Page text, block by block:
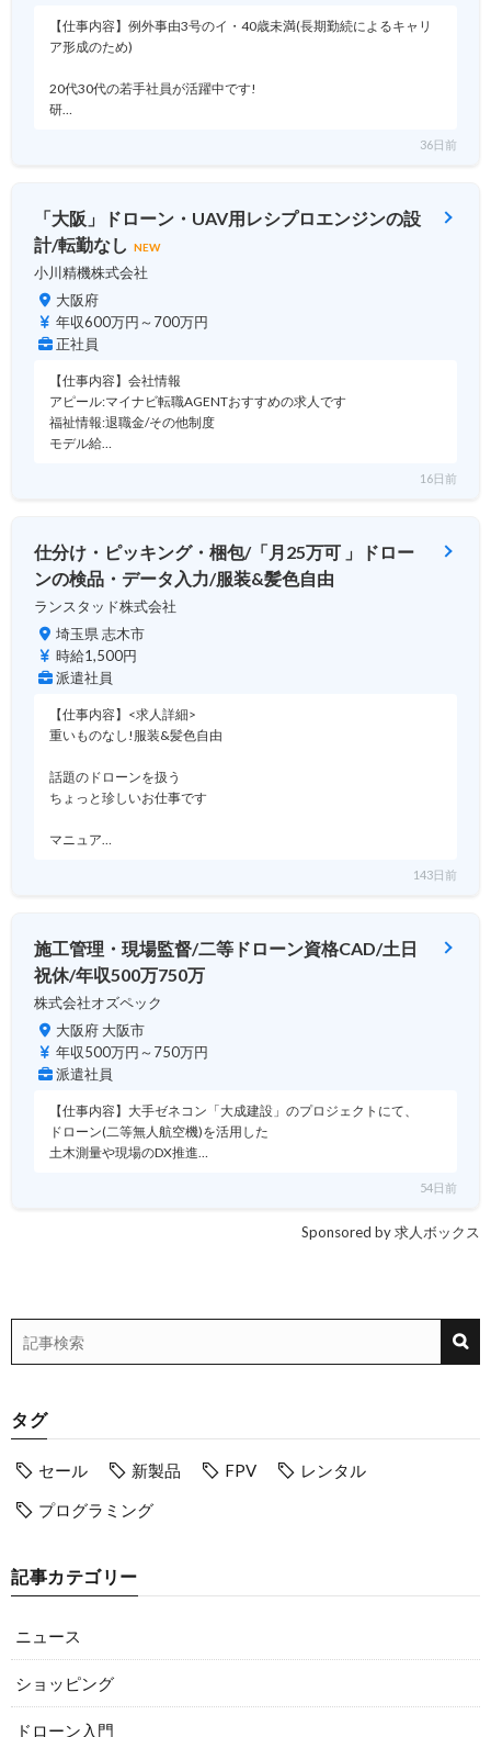
【仕事内容】例外事由3号のイ・40歳未満(長期勤続によるキャリ
ア形成のため)
20代30代の若手社員が活躍中です!
研…
36日前
「大阪」ドローン・UAV用レシプロエンジンの設
計/転勤なし NEW
小川精機株式会社
大阪府
年収600万円～700万円
正社員
【仕事内容】会社情報
アピール:マイナビ転職AGENTおすすめの求人です
福祉情報:退職金/その他制度
モデル給…
16日前
仕分け・ピッキング・梱包/「月25万可 」ドロー
ンの検品・データ入力/服装&髪色自由
ランスタッド株式会社
埼玉県 志木市
時給1,500円
派遣社員
【仕事内容】<求人詳細>
重いものなし!服装&髪色自由
話題のドローンを扱う
ちょっと珍しいお仕事です
マニュア…
143日前
施工管理・現場監督/二等ドローン資格CAD/土日
祝休/年収500万750万
株式会社オズペック
大阪府 大阪市
年収500万円～750万円
派遣社員
【仕事内容】大手ゼネコン「大成建設」のプロジェクトにて、
ドローン(二等無人航空機)を活用した
土木測量や現場のDX推進…
54日前
Sponsored by 求人ボックス
タグ
セール 新製品 FPV
レンタル
プログラミング
記事カテゴリー
ニュース
ショッピング
ドローン入門